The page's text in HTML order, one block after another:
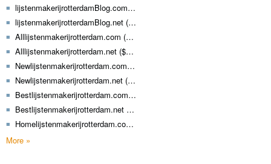
lijstenmakerijrotterdamBlog.com ($8.99)
lijstenmakerijrotterdamBlog.net ($9.29)
Alllijstenmakerijrotterdam.com ($8.99)
Alllijstenmakerijrotterdam.net ($9.29)
Newlijstenmakerijrotterdam.com ($8.99)
Newlijstenmakerijrotterdam.net ($9.29)
Bestlijstenmakerijrotterdam.com ($8.99)
Bestlijstenmakerijrotterdam.net ($9.29)
Homelijstenmakerijrotterdam.com ($8.99)
More »